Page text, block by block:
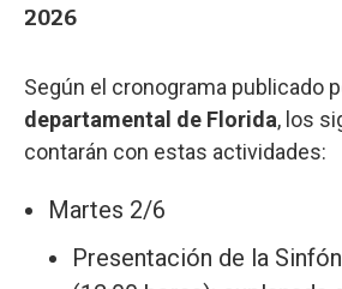
2026
Según el cronograma publicado
departamental de Florida, los
contarán con estas actividades:
Martes 2/6
Presentación de la